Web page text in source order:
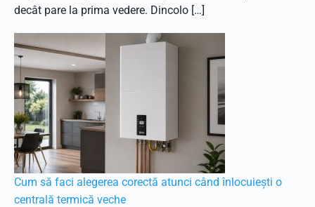
decât pare la prima vedere. Dincolo […]
Cum să faci alegerea corectă atunci când înlocuiești o
centrală termică veche